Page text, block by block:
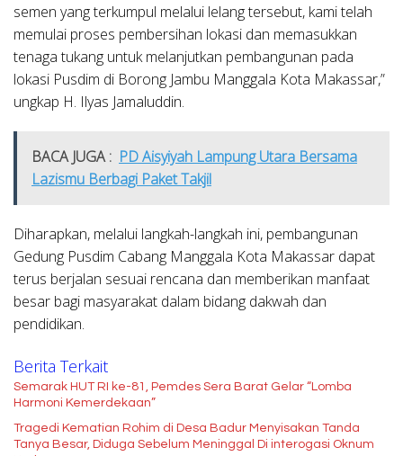
semen yang terkumpul melalui lelang tersebut, kami telah
memulai proses pembersihan lokasi dan memasukkan
tenaga tukang untuk melanjutkan pembangunan pada
lokasi Pusdim di Borong Jambu Manggala Kota Makassar,”
ungkap H. Ilyas Jamaluddin.
BACA JUGA : PD Aisyiyah Lampung Utara Bersama
Lazismu Berbagi Paket Takjil
Diharapkan, melalui langkah-langkah ini, pembangunan
Gedung Pusdim Cabang Manggala Kota Makassar dapat
terus berjalan sesuai rencana dan memberikan manfaat
besar bagi masyarakat dalam bidang dakwah dan
pendidikan.
Berita Terkait
Semarak HUT RI ke-81, Pemdes Sera Barat Gelar “Lomba
Harmoni Kemerdekaan”
Tragedi Kematian Rohim di Desa Badur Menyisakan Tanda
Tanya Besar, Diduga Sebelum Meninggal Di interogasi Oknum